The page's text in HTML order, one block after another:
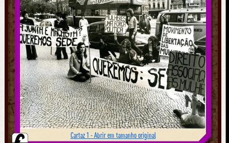
Cartaz 1 - Abrir em tamanho original